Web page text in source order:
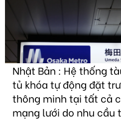
Nhật Bản : Hệ thống
tủ khóa tự động đặt
thông minh tại tất cả
mạng lưới do nhu cầu